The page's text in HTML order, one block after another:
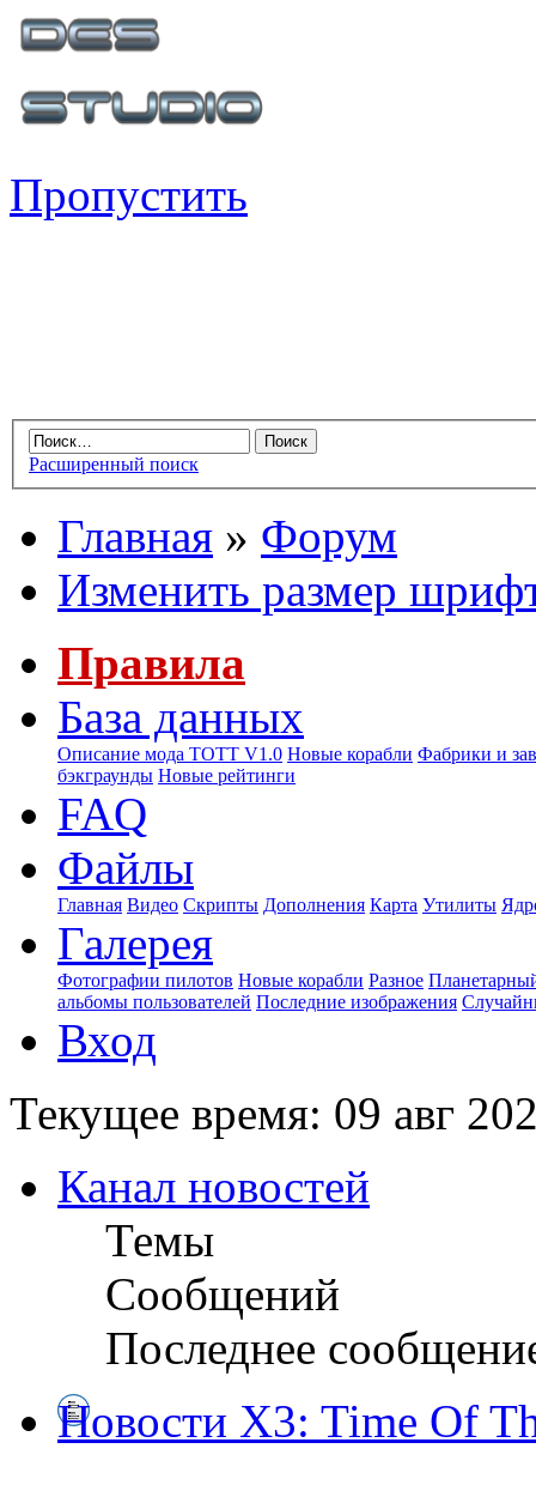
Пропустить
Расширенный поиск
Главная » Форум
Изменить размер
Правила
База данных
Описание мода ТОТТ V1.0 Новые корабли Фабрики и
бэкграунды Новые рейтинги
FAQ
Файлы
Главная Видео Скрипты Дополнения Карта Утилиты
Галерея
Фотографии пилотов Новые корабли Разное
альбомы пользователей Последние изображения
Вход
Текущее время: 09 авг
Канал новостей
Темы
Сообщений
Последнее
Новости X3: Time Of